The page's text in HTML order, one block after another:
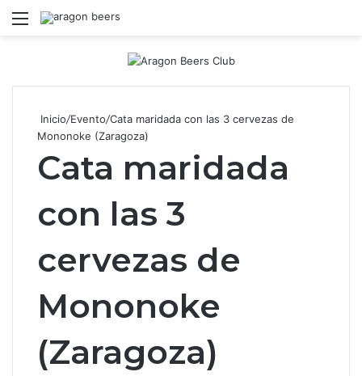
Menú
Inicio/Evento/Cata maridada con las 3 cervezas de
Mononoke (Zaragoza)
Cata maridada
con las 3
cervezas de
Mononoke
(Zaragoza)